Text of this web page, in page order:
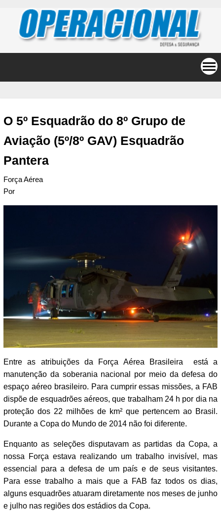
O 5º Esquadrão do 8º Grupo de
Aviação (5º/8º GAV) Esquadrão
Pantera
Força Aérea
Por
Entre as atribuições da Força Aérea Brasileira está a
manutenção da soberania nacional por meio da defesa do
espaço aéreo brasileiro. Para cumprir essas missões, a FAB
dispõe de esquadrões aéreos, que trabalham 24 h por dia na
proteção dos 22 milhões de km² que pertencem ao Brasil.
Durante a Copa do Mundo de 2014 não foi diferente.
Enquanto as seleções disputavam as partidas da Copa, a
nossa Força estava realizando um trabalho invisível, mas
essencial para a defesa de um país e de seus visitantes.
Para esse trabalho a mais que a FAB faz todos os dias,
alguns esquadrões atuaram diretamente nos meses de junho
e julho nas regiões dos estádios da Copa.